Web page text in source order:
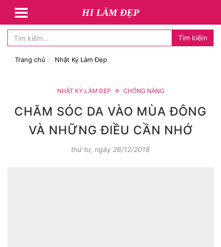
HI LÀM ĐẸP
Tìm kiếm
Trang chủ Nhật Ký Làm Đẹp
NHẬT KÝ LÀM ĐẸP CHỐNG NẮNG
CHĂM SÓC DA VÀO MÙA ĐÔNG
VÀ NHỮNG ĐIỀU CẦN NHỚ
thứ tư, ngày 26/12/2018